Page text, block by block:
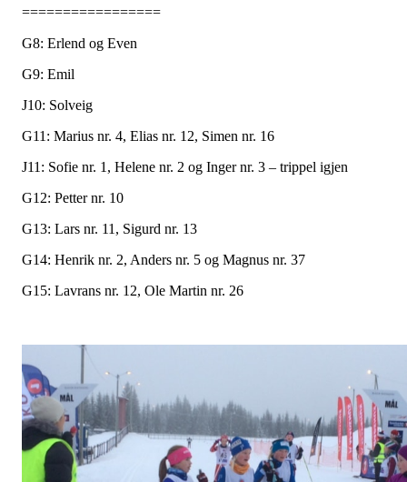
=================
G8: Erlend og Even
G9: Emil
J10: Solveig
G11: Marius nr. 4, Elias nr. 12, Simen nr. 16
J11: Sofie nr. 1, Helene nr. 2 og Inger nr. 3 – trippel igjen
G12: Petter nr. 10
G13: Lars nr. 11, Sigurd nr. 13
G14: Henrik nr. 2, Anders nr. 5 og Magnus nr. 37
G15: Lavrans nr. 12, Ole Martin nr. 26